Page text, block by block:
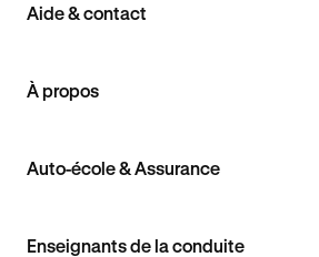
Aide & contact
À propos
Auto-école & Assurance
Enseignants de la conduite